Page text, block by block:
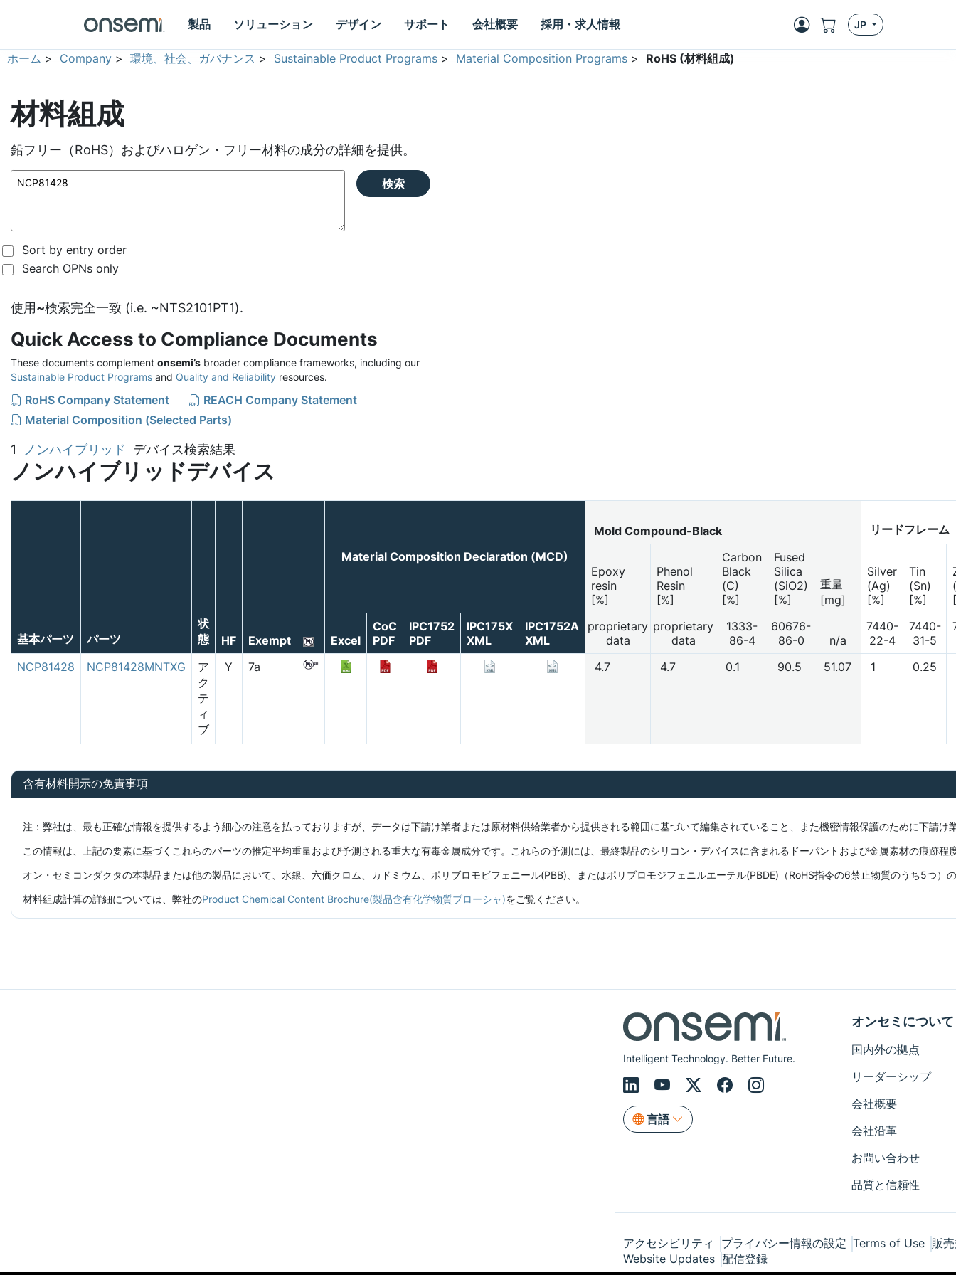
製品 ソリューション デザイン サポート 会社概要 採用・求人情報 JP
ホーム > Company >環境、社会、ガバナンス > Sustainable Product Programs > Material Composition Programs > RoHS (材料組成)
材料組成
鉛フリー（RoHS）およびハロゲン・フリー材料の成分の詳細を提供。
検索
Sort by entry order
Search OPNs only
使用~検索完全一致 (i.e. ~NTS2101PT1).
Quick Access to Compliance Documents
These documents complement onsemi’s broader compliance frameworks, including our
Sustainable Product Programs and Quality and Reliability resources.
RoHS Company Statement
REACH Company Statement
Material Composition (Selected Parts)
1 ノンハイブリッド デバイス検索結果
ノンハイブリッドデバイス
基本パーツ パーツ
状
態
HF Exempt
Material Composition Declaration (MCD)
Mold Compound-Black リードフレーム
Epoxy
resin
[%]
Phenol
Resin
[%]
Carbon
Black
(C)
[%]
Fused
Silica
(SiO2)
[%]
重量
[mg]
Silver
(Ag)
[%]
Tin
(Sn)
[%]
Excel
CoC
PDF
IPC1752
PDF
IPC175X
XML
IPC1752A
XML
proprietary
data
proprietary
data
1333-
86-4
60676-
86-0
n/a
7440-
22-4
7440-
31-5
NCP81428
NCP81428MNTXG
ア
ク
テ
ィ
ブ
Y 7a 4.7 4.7 0.1 90.5 51.07 1 0.25
含有材料開示の免責事項
注：弊社は、最も正確な情報を提供するよう細心の注意を払っておりますが、データは下請け業者または原材料供給業者から提供される範囲に基づいて編集されていること、また機密情報保護のために下
この情報は、上記の要素に基づくこれらのパーツの推定平均重量および予測される重大な有毒金属成分です。これらの予測には、最終製品のシリコン・デバイスに含まれるドーパントおよび金属素材の痕跡程
オン・セミコンダクタの本製品または他の製品において、水銀、六価クロム、カドミウム、ポリブロモビフェニール(PBB)、またはポリブロモジフェニルエーテル(PBDE)（RoHS指令の6禁止物質のうち5つ
材料組成計算の詳細については、弊社のProduct Chemical Content Brochure(製品含有化学物質ブローシャ)をご覧ください。
Intelligent Technology. Better Future.
言語
オンセミについて
国内外の拠点
リーダーシップ
会社概要
会社沿革
お問い合わせ
品質と信頼性
アクセシビリティ プライバシー情報の設定 Terms of Use 販
Website Updates 配信登録